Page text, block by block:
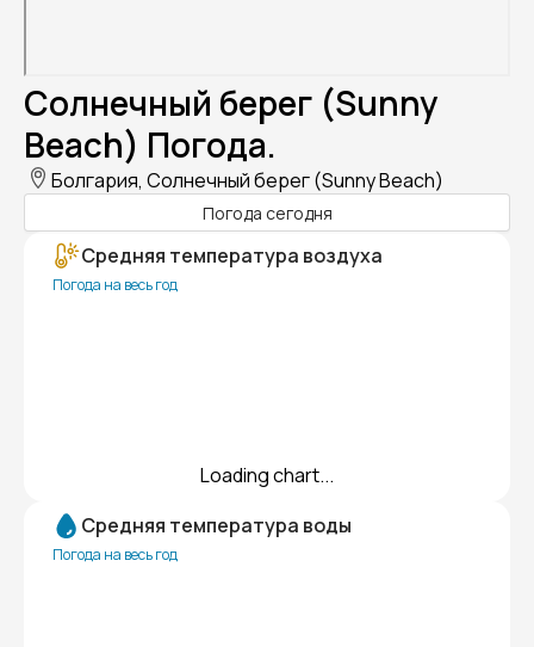
Солнечный берег (Sunny
Beach) Погода.
Болгария, Солнечный берег (Sunny Beach)
Погода сегодня
Средняя температура воздуха
Погода на весь год
Loading chart...
Средняя температура воды
Погода на весь год